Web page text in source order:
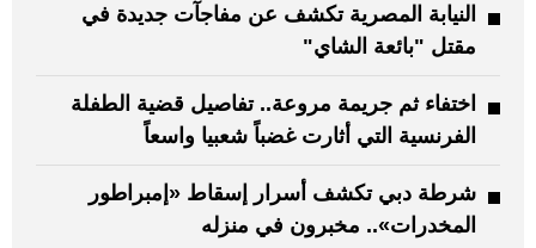
النيابة المصرية تكشف عن مفاجآت جديدة في
مقتل "بائعة الشاي"
اختفاء ثم جريمة مروعة.. تفاصيل قضية الطفلة
الفرنسية التي أثارت غضباً شعبيا واسعاً
شرطة دبي تكشف أسرار إسقاط «إمبراطور
المخدرات».. مخبرون في منزله